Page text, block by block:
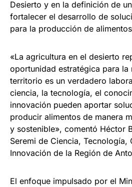
Desierto y en la definición de
fortalecer el desarrollo de
para la producción de
«La agricultura en el desierto
oportunidad estratégica para la
territorio es un verdadero
ciencia, la tecnología, el
innovación pueden aportar
producir alimentos de manera
y sostenible», comentó Héctor
Seremi de Ciencia, Tecnología,
Innovación de la Región de
El enfoque impulsado por el